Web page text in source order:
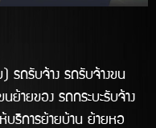
บจ้าง รถรับจ้างขน
ย้ายของ รถกระบะรับจ้าง
บริการย้ายบ้าน ย้ายหอ